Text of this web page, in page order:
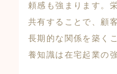
頼感も強まります。
共有することで、顧
長期的な関係を築く
養知識は在宅起業の